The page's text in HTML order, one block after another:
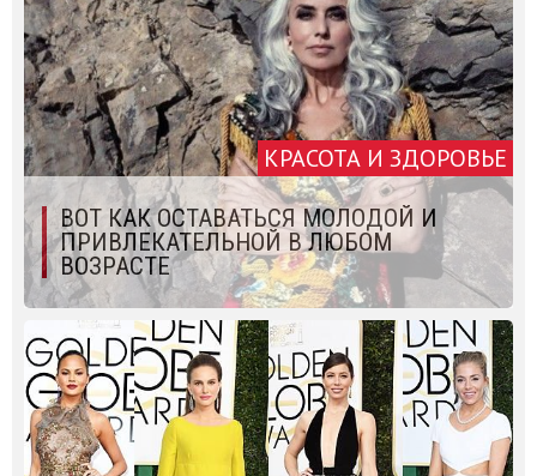
КРАСОТА И ЗДОРОВЬЕ
ВОТ КАК ОСТАВАТЬСЯ МОЛОДОЙ И
ПРИВЛЕКАТЕЛЬНОЙ В ЛЮБОМ
ВОЗРАСТЕ